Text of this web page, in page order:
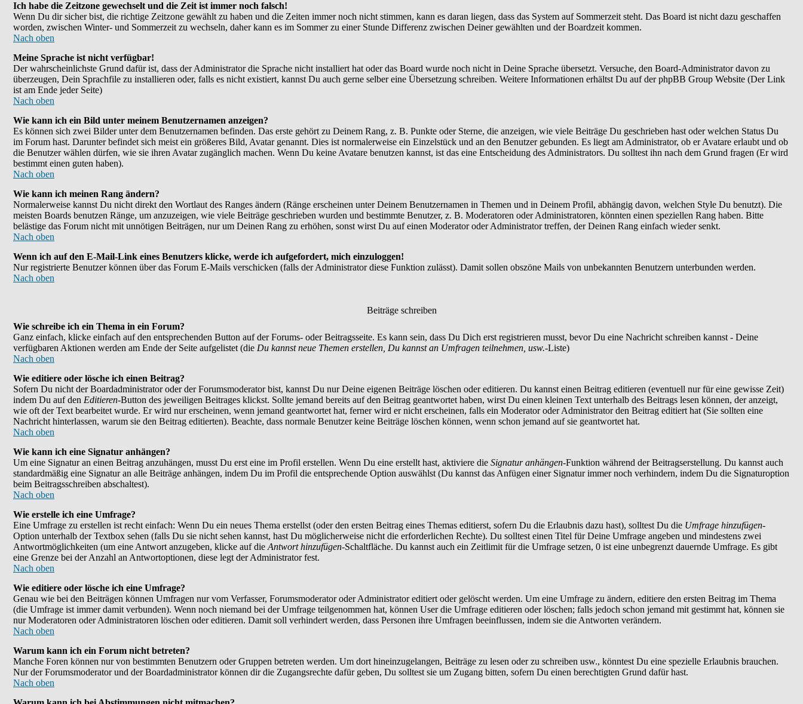
Ich habe die Zeitzone gewechselt und die Zeit ist immer noch falsch!
Wenn Du dir sicher bist, die richtige Zeitzone gewählt zu haben und die Zeiten immer noch nicht stimmen, kann es daran liegen, dass das System auf Sommerzeit steht. Das Board ist nicht dazu geschaffen
worden, zwischen Winter- und Sommerzeit zu wechseln, daher kann es im Sommer zu einer Stunde Differenz zwischen Deiner gewählten und der Boardzeit kommen.
Nach oben
Meine Sprache ist nicht verfügbar!
Der wahrscheinlichste Grund dafür ist, dass der Administrator die Sprache nicht installiert hat oder das Board wurde noch nicht in Deine Sprache übersetzt. Versuche, den Board-Administrator davon zu
überzeugen, Dein Sprachfile zu installieren oder, falls es nicht existiert, kannst Du auch gerne selber eine Übersetzung schreiben. Weitere Informationen erhältst Du auf der phpBB Group Website (Der Link
ist am Ende jeder Seite)
Nach oben
Wie kann ich ein Bild unter meinem Benutzernamen anzeigen?
Es können sich zwei Bilder unter dem Benutzernamen befinden. Das erste gehört zu Deinem Rang, z. B. Punkte oder Sterne, die anzeigen, wie viele Beiträge Du geschrieben hast oder welchen Status Du
im Forum hast. Darunter befindet sich meist ein größeres Bild, Avatar genannt. Dies ist normalerweise ein Einzelstück und an den Benutzer gebunden. Es liegt am Administrator, ob er Avatare erlaubt und ob
die Benutzer wählen dürfen, wie sie ihren Avatar zugänglich machen. Wenn Du keine Avatare benutzen kannst, ist das eine Entscheidung des Administrators. Du solltest ihn nach dem Grund fragen (Er wird
bestimmt einen guten haben).
Nach oben
Wie kann ich meinen Rang ändern?
Normalerweise kannst Du nicht direkt den Wortlaut des Ranges ändern (Ränge erscheinen unter Deinem Benutzernamen in Themen und in Deinem Profil, abhängig davon, welchen Style Du benutzt). Die
meisten Boards benutzen Ränge, um anzuzeigen, wie viele Beiträge geschrieben wurden und bestimmte Benutzer, z. B. Moderatoren oder Administratoren, könnten einen speziellen Rang haben. Bitte
belästige das Forum nicht mit unnötigen Beiträgen, nur um Deinen Rang zu erhöhen, sonst wirst Du auf einen Moderator oder Administrator treffen, der Deinen Rang einfach wieder senkt.
Nach oben
Wenn ich auf den E-Mail-Link eines Benutzers klicke, werde ich aufgefordert, mich einzuloggen!
Nur registrierte Benutzer können über das Forum E-Mails verschicken (falls der Administrator diese Funktion zulässt). Damit sollen obszöne Mails von unbekannten Benutzern unterbunden werden.
Nach oben
Beiträge schreiben
Wie schreibe ich ein Thema in ein Forum?
Ganz einfach, klicke einfach auf den entsprechenden Button auf der Forums- oder Beitragsseite. Es kann sein, dass Du Dich erst registrieren musst, bevor Du eine Nachricht schreiben kannst - Deine
verfügbaren Aktionen werden am Ende der Seite aufgelistet (die Du kannst neue Themen erstellen, Du kannst an Umfragen teilnehmen, usw.-Liste)
Nach oben
Wie editiere oder lösche ich einen Beitrag?
Sofern Du nicht der Boardadministrator oder der Forumsmoderator bist, kannst Du nur Deine eigenen Beiträge löschen oder editieren. Du kannst einen Beitrag editieren (eventuell nur für eine gewisse Zeit)
indem Du auf den Editieren-Button des jeweiligen Beitrages klickst. Sollte jemand bereits auf den Beitrag geantwortet haben, wirst Du einen kleinen Text unterhalb des Beitrags lesen können, der anzeigt,
wie oft der Text bearbeitet wurde. Er wird nur erscheinen, wenn jemand geantwortet hat, ferner wird er nicht erscheinen, falls ein Moderator oder Administrator den Beitrag editiert hat (Sie sollten eine
Nachricht hinterlassen, warum sie den Beitrag editierten). Beachte, dass normale Benutzer keine Beiträge löschen können, wenn schon jemand auf sie geantwortet hat.
Nach oben
Wie kann ich eine Signatur anhängen?
Um eine Signatur an einen Beitrag anzuhängen, musst Du erst eine im Profil erstellen. Wenn Du eine erstellt hast, aktiviere die Signatur anhängen-Funktion während der Beitragserstellung. Du kannst auch
standardmäßig eine Signatur an alle Beiträge anhängen, indem Du im Profil die entsprechende Option auswählst (Du kannst das Anfügen einer Signatur immer noch verhindern, indem Du die Signaturoption
beim Beitragsschreiben abschaltest).
Nach oben
Wie erstelle ich eine Umfrage?
Eine Umfrage zu erstellen ist recht einfach: Wenn Du ein neues Thema erstellst (oder den ersten Beitrag eines Themas editierst, sofern Du die Erlaubnis dazu hast), solltest Du die Umfrage hinzufügen-
Option unterhalb der Textbox sehen (falls Du sie nicht sehen kannst, hast Du möglicherweise nicht die erforderlichen Rechte). Du solltest einen Titel für Deine Umfrage angeben und mindestens zwei
Antwortmöglichkeiten (um eine Antwort anzugeben, klicke auf die Antwort hinzufügen-Schaltfläche. Du kannst auch ein Zeitlimit für die Umfrage setzen, 0 ist eine unbegrenzt dauernde Umfrage. Es gibt
eine Grenze bei der Anzahl an Antwortoptionen, diese legt der Administrator fest.
Nach oben
Wie editiere oder lösche ich eine Umfrage?
Genau wie bei den Beiträgen können Umfragen nur vom Verfasser, Forumsmoderator oder Administrator editiert oder gelöscht werden. Um eine Umfrage zu ändern, editiere den ersten Beitrag im Thema
(die Umfrage ist immer damit verbunden). Wenn noch niemand bei der Umfrage teilgenommen hat, können User die Umfrage editieren oder löschen; falls jedoch schon jemand mit gestimmt hat, können sie
nur Moderatoren oder Administratoren löschen oder editieren. Damit soll verhindert werden, dass Personen ihre Umfragen beeinflussen, indem sie die Antworten verändern.
Nach oben
Warum kann ich ein Forum nicht betreten?
Manche Foren können nur von bestimmten Benutzern oder Gruppen betreten werden. Um dort hineinzugelangen, Beiträge zu lesen oder zu schreiben usw., könntest Du eine spezielle Erlaubnis brauchen.
Nur der Forumsmoderator und der Boardadministrator können dir die Zugangsrechte dafür geben, Du solltest sie um Zugang bitten, sofern Du einen berechtigten Grund dafür hast.
Nach oben